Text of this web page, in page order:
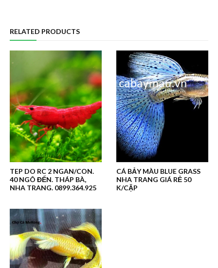
RELATED PRODUCTS
TEP DO RC 2 NGAN/CON.
40 NGÔ ĐẾN. THÁP BÀ,
NHA TRANG. 0899.364.925
CÁ BẢY MÀU BLUE GRASS
NHA TRANG GIÁ RẺ 50
K/CẶP